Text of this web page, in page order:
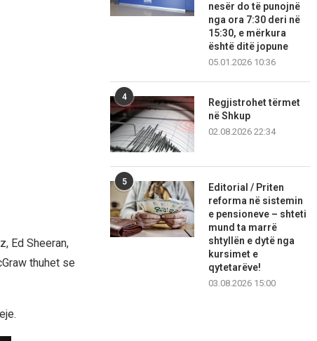
Ed Sheeran,
thuhet se
nesër do të punojnë
nga ora 7:30 deri në
15:30, e mërkura
është ditë jopune
05.01.2026 10:36
4
Regjistrohet tërmet
në Shkup
02.08.2026 22:34
5
Editorial / Priten
reforma në sistemin
e pensioneve – shteti
mund ta marrë
shtyllën e dytë nga
kursimet e
qytetarëve!
03.08.2026 15:00